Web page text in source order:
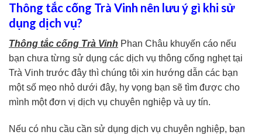
Thông tắc cống Trà Vinh nên lưu ý gì khi sử
dụng dịch vụ?
Thông tắc cống Trà Vinh Phan Châu khuyến cáo nếu
bạn chưa từng sử dụng các dịch vụ thông cống nghẹt tại
Trà Vinh trước đây thì chúng tôi xin hướng dẫn các bạn
một số mẹo nhỏ dưới đây, hy vọng bạn sẽ tìm được cho
mình một đơn vị dịch vụ chuyên nghiệp và uy tín.
Nếu có nhu cầu cần sử dụng dịch vụ chuyên nghiệp, bạn